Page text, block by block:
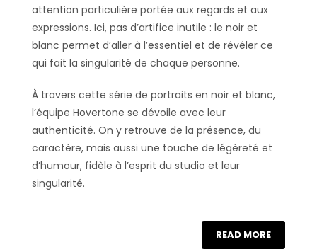
attention particulière portée aux regards et aux
expressions. Ici, pas d’artifice inutile : le noir et
blanc permet d’aller à l’essentiel et de révéler ce
qui fait la singularité de chaque personne.
À travers cette série de portraits en noir et blanc,
l’équipe Hovertone se dévoile avec leur
authenticité. On y retrouve de la présence, du
caractère, mais aussi une touche de légèreté et
d’humour, fidèle à l’esprit du studio et leur
singularité.
READ MORE